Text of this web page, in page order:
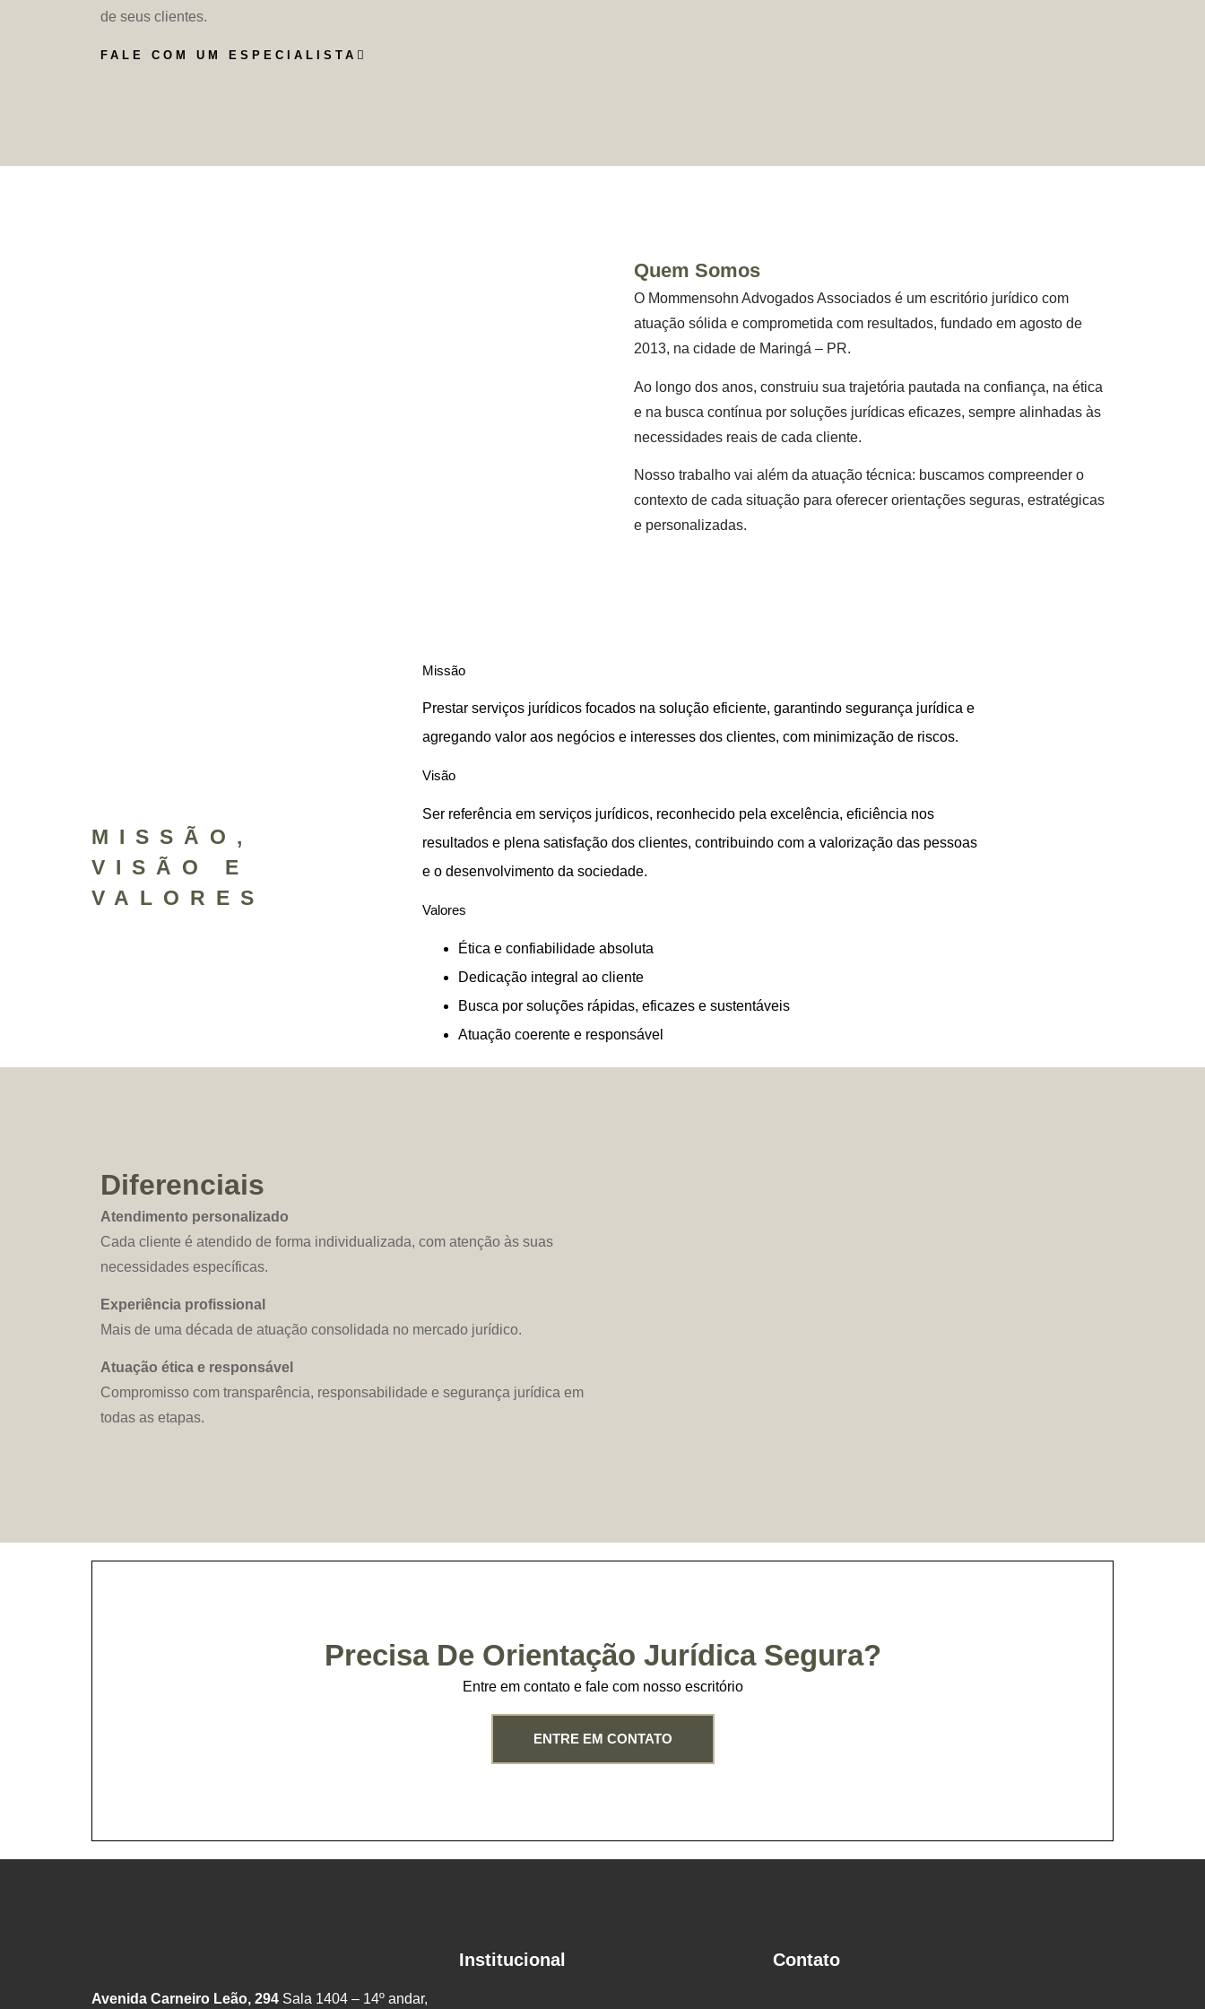
de seus clientes.
FALE COM UM ESPECIALISTA
Quem Somos
O Mommensohn Advogados Associados é um escritório jurídico com
atuação sólida e comprometida com resultados, fundado em agosto de
2013, na cidade de Maringá – PR.
Ao longo dos anos, construiu sua trajetória pautada na confiança, na ética
e na busca contínua por soluções jurídicas eficazes, sempre alinhadas às
necessidades reais de cada cliente.
Nosso trabalho vai além da atuação técnica: buscamos compreender o
contexto de cada situação para oferecer orientações seguras, estratégicas
e personalizadas.
MISSÃO,
VISÃO E
VALORES
Missão
Prestar serviços jurídicos focados na solução eficiente, garantindo segurança jurídica e
agregando valor aos negócios e interesses dos clientes, com minimização de riscos.
Visão
Ser referência em serviços jurídicos, reconhecido pela excelência, eficiência nos
resultados e plena satisfação dos clientes, contribuindo com a valorização das pessoas
e o desenvolvimento da sociedade.
Valores
Ética e confiabilidade absoluta
Dedicação integral ao cliente
Busca por soluções rápidas, eficazes e sustentáveis
Atuação coerente e responsável
Diferenciais
Atendimento personalizado
Cada cliente é atendido de forma individualizada, com atenção às suas
necessidades específicas.
Experiência profissional
Mais de uma década de atuação consolidada no mercado jurídico.
Atuação ética e responsável
Compromisso com transparência, responsabilidade e segurança jurídica em
todas as etapas.
Precisa De Orientação Jurídica Segura?
Entre em contato e fale com nosso escritório
ENTRE EM CONTATO
Avenida Carneiro Leão, 294 Sala 1404 – 14º andar,
Institucional Contato